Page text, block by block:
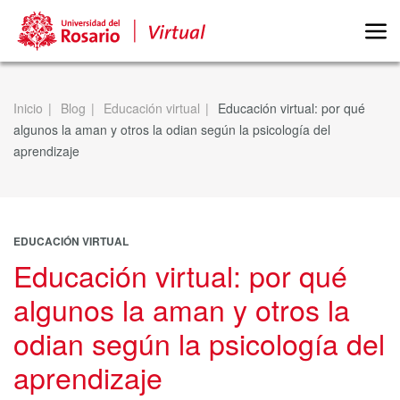
Inicio Blog Educación virtual
Educación virtual: por qué
algunos la aman y otros la odian según la psicología del
aprendizaje
EDUCACIÓN VIRTUAL
Educación virtual: por qué
algunos la aman y otros la
odian según la psicología del
aprendizaje